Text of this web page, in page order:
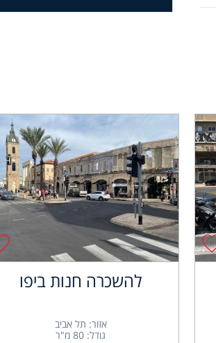
להשכרה חנות ביפו
אזור: תל אביב
גודל: 80 מ"ר